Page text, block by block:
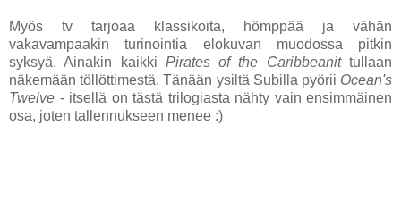
Myös tv tarjoaa klassikoita, hömppää ja vähän
vakavampaakin turinointia elokuvan muodossa pitkin
syksyä. Ainakin kaikki Pirates of the Caribbeanittullaan
näkemään töllöttimestä. Tänään ysiltä Subilla pyörii Ocean's
Twelve - itsellä on tästä trilogiasta nähty vain ensimmäinen
osa, joten tallennukseen menee :)